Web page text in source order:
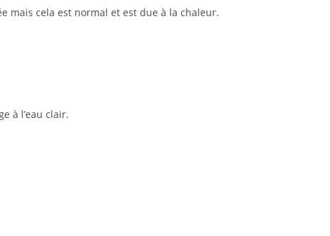
mais cela est normal et est due à la chaleur.
à l’eau clair.